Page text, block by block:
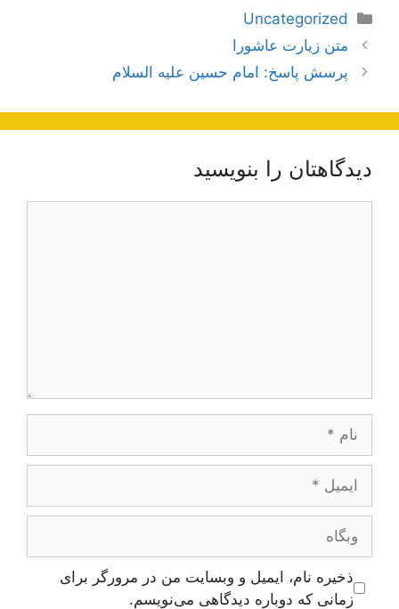
دسته‌ها
Uncategorized
ناوبری
نوشته‌ها
متن زیارت عاشورا
پرسش پاسخ: امام حسین علیه السلام
دیدگاهتان را بنویسید
وبگاه
ذخیره نام، ایمیل و وبسایت من در مرورگر برای
زمانی که دوباره دیدگاهی می‌نویسم.